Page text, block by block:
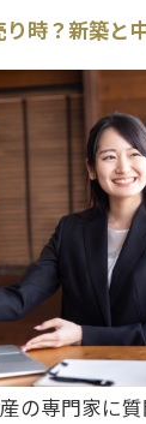
時？新築と
の専門家に質